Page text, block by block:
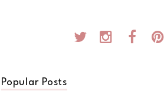
Popular Posts